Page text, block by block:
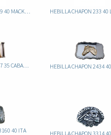
HEBILLA CHAPON 237 35 CABALLO
40 ITA